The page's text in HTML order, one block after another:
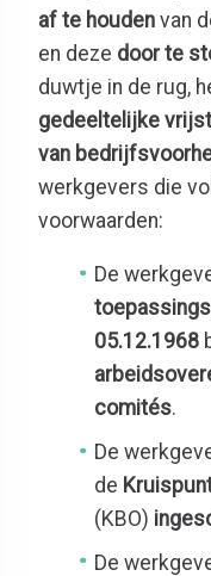
af te houden van
en deze door te
duwtje in de rug,
gedeeltelijke
van
werkgevers die
voorwaarden:
De
05.12.1968
comités.
De
de
(KBO)
De